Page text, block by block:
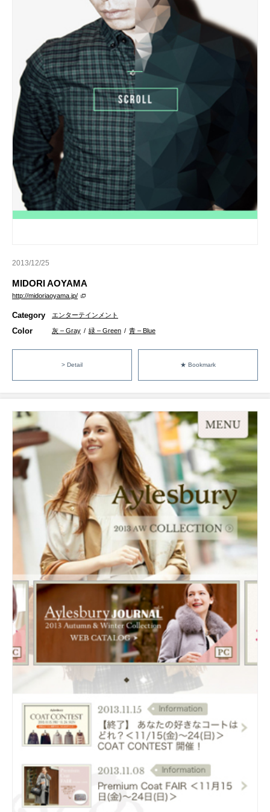
2013/12/25
MIDORI AOYAMA
http://midoriaoyama.jp/
Category エンターテインメント
Color 灰 – Gray / 緑 – Green / 青 – Blue
> Detail ★ Bookmark